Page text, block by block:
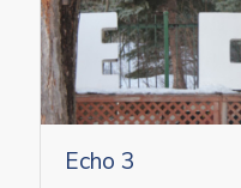
Echo 3